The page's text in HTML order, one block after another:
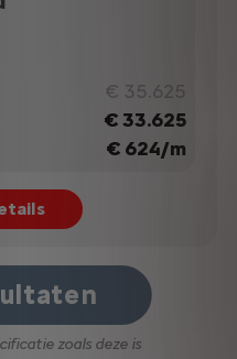
€ 35.625
€ 33.625
€ 624/m
zoals deze is